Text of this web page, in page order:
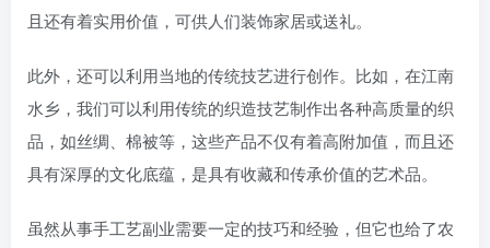
且还有着实用价值，可供人们装饰家居或送礼。
此外，还可以利用当地的传统技艺进行创作。比如，在江南
水乡，我们可以利用传统的织造技艺制作出各种高质量的织
品，如丝绸、棉被等，这些产品不仅有着高附加值，而且还
具有深厚的文化底蕴，是具有收藏和传承价值的艺术品。
虽然从事手工艺副业需要一定的技巧和经验，但它也给了农